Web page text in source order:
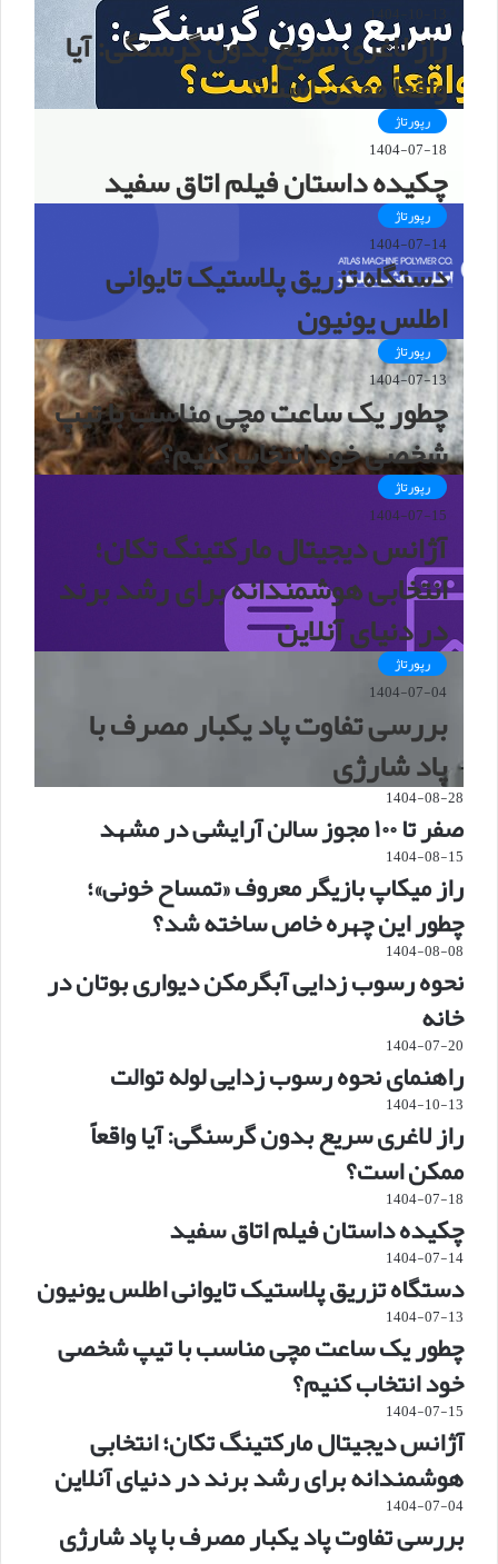
1404-10-13
راز لاغری سریع بدون گرسنگی: آیا
واقعاً ممکن است؟
رپورتاژ
1404-07-18
چکیده داستان فیلم اتاق سفید
رپورتاژ
1404-07-14
دستگاه تزریق پلاستیک تایوانی
اطلس یونیون
رپورتاژ
1404-07-13
چطور یک ساعت مچی مناسب با تیپ
شخصی خود انتخاب کنیم؟
رپورتاژ
1404-07-15
آژانس دیجیتال مارکتینگ تکان؛
انتخابی هوشمندانه برای رشد برند
در دنیای آنلاین
رپورتاژ
1404-07-04
بررسی تفاوت پاد یکبار مصرف با
پاد شارژی
1404-08-28
صفر تا ۱۰۰ مجوز سالن آرایشی در مشهد
1404-08-15
راز میکاپ بازیگر معروف «تمساح خونی»؛
چطور این چهره خاص ساخته شد؟
1404-08-08
نحوه رسوب زدایی آبگرمکن دیواری بوتان در
خانه
1404-07-20
راهنمای نحوه رسوب زدایی لوله توالت
1404-10-13
راز لاغری سریع بدون گرسنگی: آیا واقعاً
ممکن است؟
1404-07-18
چکیده داستان فیلم اتاق سفید
1404-07-14
دستگاه تزریق پلاستیک تایوانی اطلس یونیون
1404-07-13
چطور یک ساعت مچی مناسب با تیپ شخصی
خود انتخاب کنیم؟
1404-07-15
آژانس دیجیتال مارکتینگ تکان؛ انتخابی
هوشمندانه برای رشد برند در دنیای آنلاین
1404-07-04
بررسی تفاوت پاد یکبار مصرف با پاد شارژی